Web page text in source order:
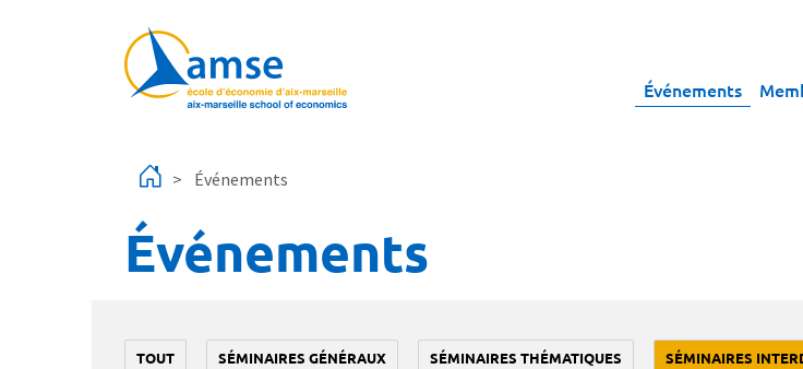
Événements
Événements
Événements
TOUT SÉMINAIRES GÉNÉRAUX SÉMINAIRES THÉMATIQUES SÉMINAIRES